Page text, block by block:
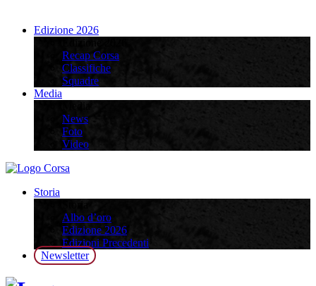
Edizione 2026
Recap Corsa
Classifiche
Squadre
Media
News
Foto
Video
Storia
Albo d’oro
Edizione 2026
Edizioni Precedenti
Newsletter